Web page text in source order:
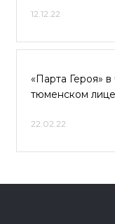
12.12.22
«Парта Героя»
тюменском
22.02.22